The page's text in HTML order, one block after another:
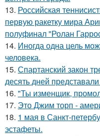
13. Российская
первую ракетку мира
полуфинал "Ролан
14. Иногда одна цель
человека.
15. Спартанский закон
десять дней
16. "Ты изменщик,
17. Это Джим торп -
18. 1 мая в Санкт-
эстафеты.